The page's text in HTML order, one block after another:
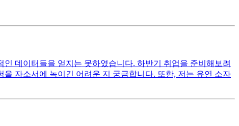
데이터들을 얻지는 못하였습니다. 하반기 취업을 준비해보려
자소서에 녹이긴 어려운 지 궁금합니다. 또한, 저는 유연 소자